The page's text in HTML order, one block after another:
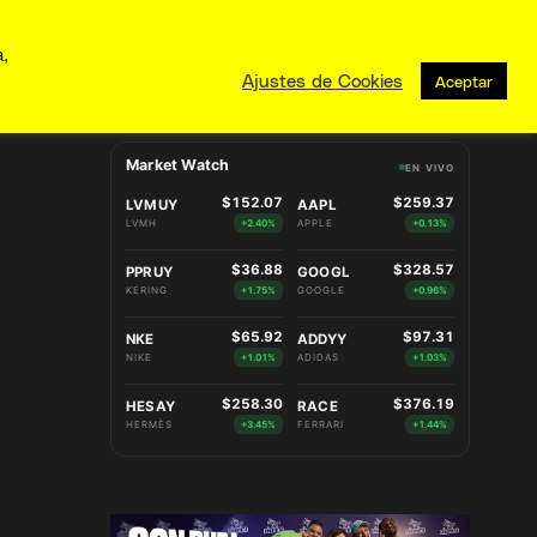
Market Watch EN VIVO
LVMUY
LVMH
$152.07
+2.40%
AAPL
APPLE
$259.37
+0.13%
PPRUY
KERING
$36.88
+1.75%
GOOGL
GOOGLE
$328.57
+0.96%
NKE
NIKE
$65.92
+1.01%
ADDYY
ADIDAS
$97.31
+1.03%
HESAY
HERMÈS
$258.30
+3.45%
RACE
FERRARI
$376.19
+1.44%
Ajustes de Cookies Aceptar